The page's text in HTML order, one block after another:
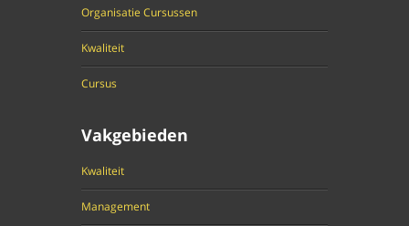
Organisatie Cursussen
Kwaliteit
Cursus
Vakgebieden
Kwaliteit
Management